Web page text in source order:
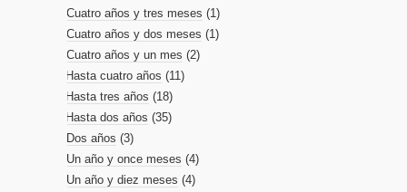
Cuatro años y tres meses (1)
Cuatro años y dos meses (1)
Cuatro años y un mes (2)
Hasta cuatro años (11)
Hasta tres años (18)
Hasta dos años (35)
Dos años (3)
Un año y once meses (4)
Un año y diez meses (4)